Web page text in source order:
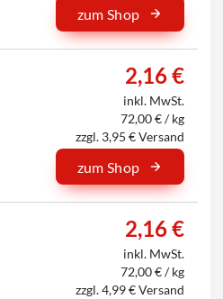
zum Shop
2,16 €
inkl. MwSt.
72,00 € / kg
zzgl. 3,95 € Versand
zum Shop
2,16 €
inkl. MwSt.
72,00 € / kg
zzgl. 4,99 € Versand